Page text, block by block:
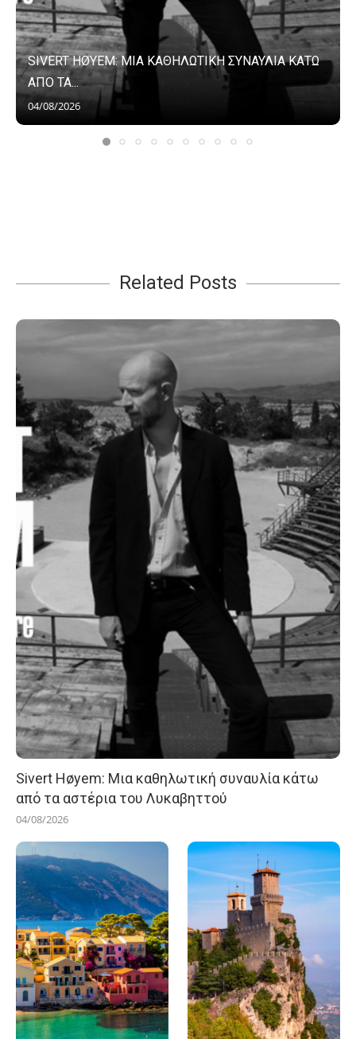
SIVERT HØYEM: ΜΙΑ ΚΑΘΗΛΩΤΙΚΗ ΣΥΝΑΥΛΙΑ ΚΑΤΩ
ΑΠΟ ΤΑ...
04/08/2026
Related Posts
Sivert Høyem: Μια καθηλωτική συναυλία κάτω
από τα αστέρια του Λυκαβηττού
04/08/2026